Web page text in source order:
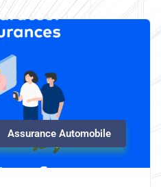
Assurance Automobile